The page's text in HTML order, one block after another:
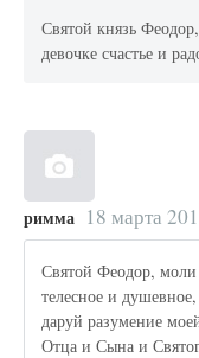
Святой князь
девочке счастье и
римма 18 марта
Святой Феодор,
телесное и
даруй разумение
Отца и Сына и